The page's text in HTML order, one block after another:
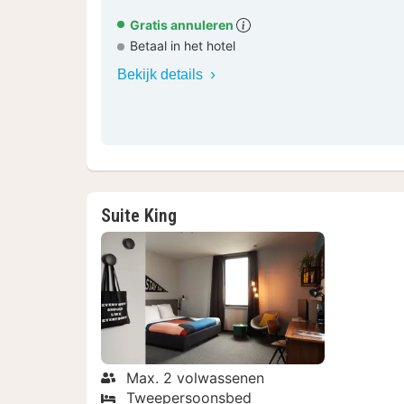
Gratis annuleren
Betaal in het hotel
Bekijk details
Suite King
Max. 2 volwassenen
Tweepersoonsbed